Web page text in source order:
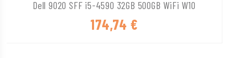
Dell 9020 SFF i5-4590 32GB 500GB WiFi W10
174,74 €